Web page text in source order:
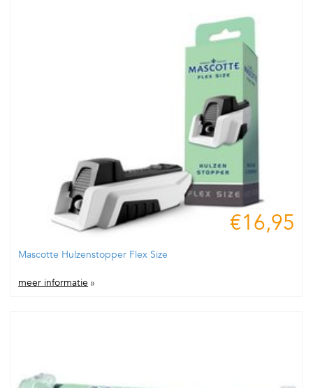
€16,95
Mascotte Hulzenstopper Flex Size
meer informatie »